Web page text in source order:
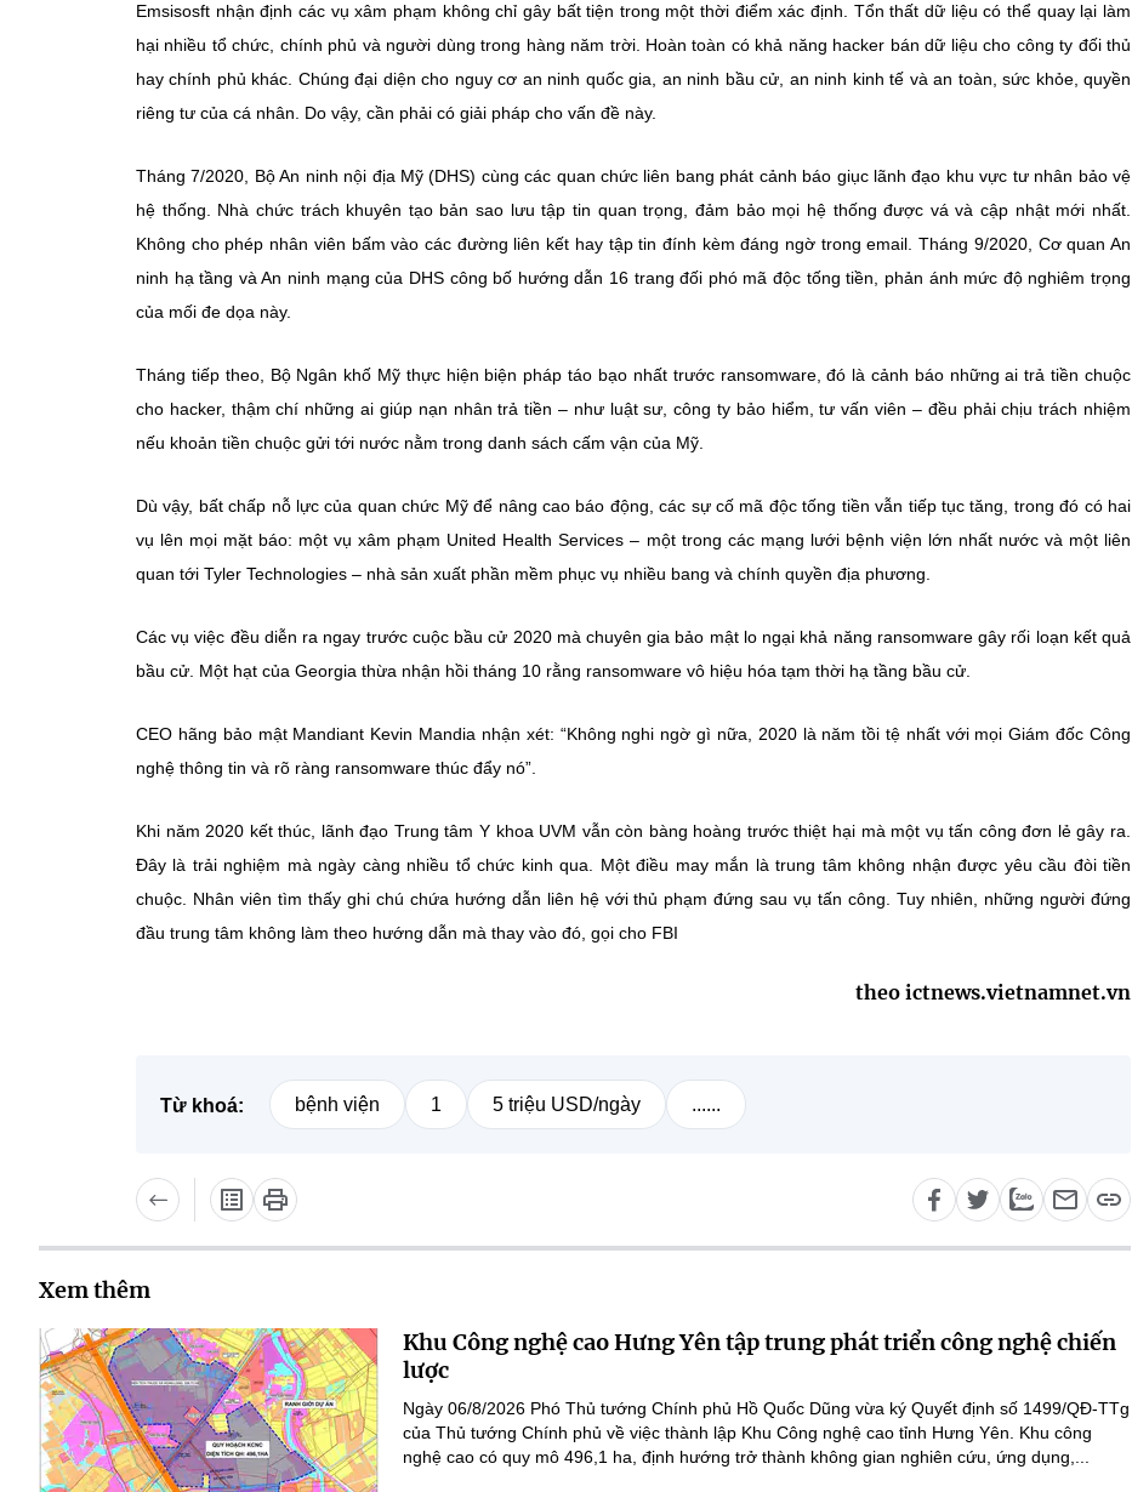
Emsisosft nhận định các vụ xâm phạm không chỉ gây bất tiện trong một thời điểm xác định. Tổn thất dữ liệu có thể quay lại làm
hại nhiều tổ chức, chính phủ và người dùng trong hàng năm trời. Hoàn toàn có khả năng hacker bán dữ liệu cho công ty đối thủ
hay chính phủ khác. Chúng đại diện cho nguy cơ an ninh quốc gia, an ninh bầu cử, an ninh kinh tế và an toàn, sức khỏe, quyền
riêng tư của cá nhân. Do vậy, cần phải có giải pháp cho vấn đề này.
Tháng 7/2020, Bộ An ninh nội địa Mỹ (DHS) cùng các quan chức liên bang phát cảnh báo giục lãnh đạo khu vực tư nhân bảo vệ
hệ thống. Nhà chức trách khuyên tạo bản sao lưu tập tin quan trọng, đảm bảo mọi hệ thống được vá và cập nhật mới nhất.
Không cho phép nhân viên bấm vào các đường liên kết hay tập tin đính kèm đáng ngờ trong email. Tháng 9/2020, Cơ quan An
ninh hạ tầng và An ninh mạng của DHS công bố hướng dẫn 16 trang đối phó mã độc tống tiền, phản ánh mức độ nghiêm trọng
của mối đe dọa này.
Tháng tiếp theo, Bộ Ngân khố Mỹ thực hiện biện pháp táo bạo nhất trước ransomware, đó là cảnh báo những ai trả tiền chuộc
cho hacker, thậm chí những ai giúp nạn nhân trả tiền – như luật sư, công ty bảo hiểm, tư vấn viên – đều phải chịu trách nhiệm
nếu khoản tiền chuộc gửi tới nước nằm trong danh sách cấm vận của Mỹ.
Dù vậy, bất chấp nỗ lực của quan chức Mỹ để nâng cao báo động, các sự cố mã độc tống tiền vẫn tiếp tục tăng, trong đó có hai
vụ lên mọi mặt báo: một vụ xâm phạm United Health Services – một trong các mạng lưới bệnh viện lớn nhất nước và một liên
quan tới Tyler Technologies – nhà sản xuất phần mềm phục vụ nhiều bang và chính quyền địa phương.
Các vụ việc đều diễn ra ngay trước cuộc bầu cử 2020 mà chuyên gia bảo mật lo ngại khả năng ransomware gây rối loạn kết quả
bầu cử. Một hạt của Georgia thừa nhận hồi tháng 10 rằng ransomware vô hiệu hóa tạm thời hạ tầng bầu cử.
CEO hãng bảo mật Mandiant Kevin Mandia nhận xét: “Không nghi ngờ gì nữa, 2020 là năm tồi tệ nhất với mọi Giám đốc Công
nghệ thông tin và rõ ràng ransomware thúc đẩy nó”.
Khi năm 2020 kết thúc, lãnh đạo Trung tâm Y khoa UVM vẫn còn bàng hoàng trước thiệt hại mà một vụ tấn công đơn lẻ gây ra.
Đây là trải nghiệm mà ngày càng nhiều tổ chức kinh qua. Một điều may mắn là trung tâm không nhận được yêu cầu đòi tiền
chuộc. Nhân viên tìm thấy ghi chú chứa hướng dẫn liên hệ với thủ phạm đứng sau vụ tấn công. Tuy nhiên, những người đứng
đầu trung tâm không làm theo hướng dẫn mà thay vào đó, gọi cho FBI
theo ictnews.vietnamnet.vn
Từ khoá: bệnh viện 1 5 triệu USD/ngày ......
Xem thêm
Khu Công nghệ cao Hưng Yên tập trung phát triển công nghệ chiến
lược
Ngày 06/8/2026 Phó Thủ tướng Chính phủ Hồ Quốc Dũng vừa ký Quyết định số 1499/QĐ-TTg
của Thủ tướng Chính phủ về việc thành lập Khu Công nghệ cao tỉnh Hưng Yên. Khu công
nghệ cao có quy mô 496,1 ha, định hướng trở thành không gian nghiên cứu, ứng dụng,...